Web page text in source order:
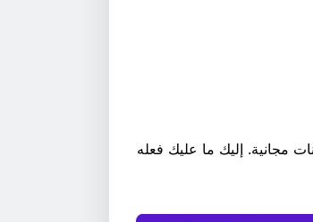
مجانية. إليك ما عليك فعله